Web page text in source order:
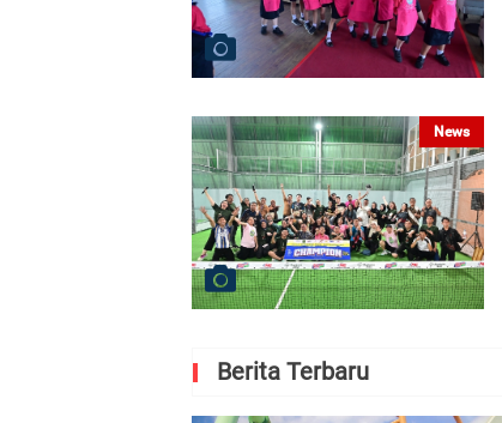
News
Berita Terbaru